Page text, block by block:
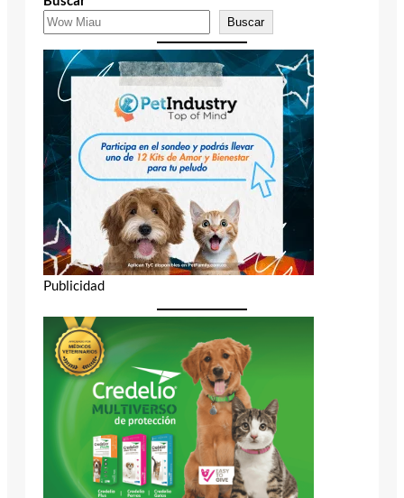
Buscar
Publicidad